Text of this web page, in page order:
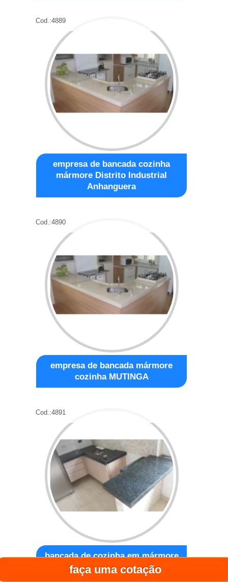
faça uma cotação
Cod.:4889
empresa de bancada cozinha
mármore Distrito Industrial
Anhanguera
Cod.:4890
empresa de bancada mármore
cozinha MUTINGA
Cod.:4891
bancada de cozinha em mármore
orçar Pacaembu